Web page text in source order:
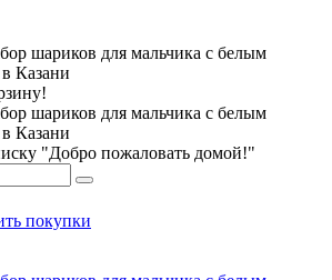
"Добро пожаловать домой!"
покупки